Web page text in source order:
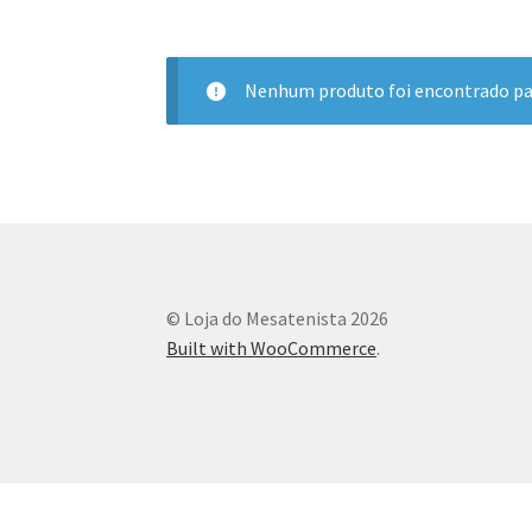
Nenhum produto foi encontrado
© Loja do Mesatenista 2026
Built with WooCommerce.